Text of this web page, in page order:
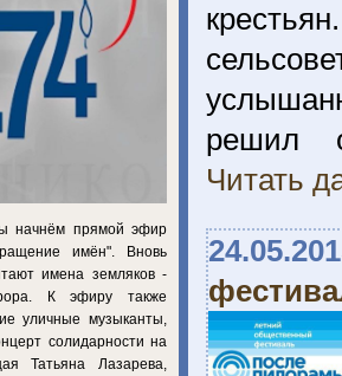
решил
Читать
начнём прямой эфир
имён". Вновь
имена земляков -
К эфиру также
уличные музыканты,
солидарности на
Татьяна Лазарева,